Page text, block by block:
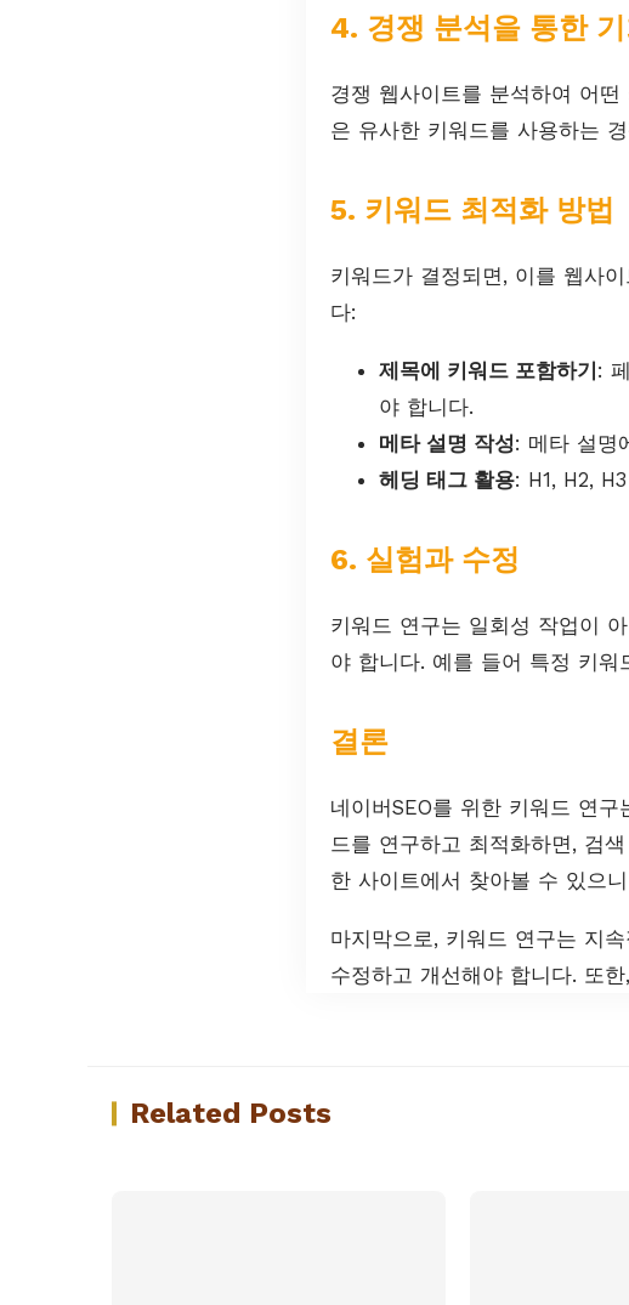
4. 경쟁 분석을 통한
경쟁 웹사이트를 분석하여 어
은 유사한 키워드를 사용하는
5. 키워드 최적화 방법
키워드가 결정되면, 이를 웹사
다:
제목에 키워드 포함하기:
야 합니다.
메타 설명 작성: 메타 설명
헤딩 태그 활용: H1, H2,
6. 실험과 수정
키워드 연구는 일회성 작업이
야 합니다. 예를 들어 특정 키
결론
네이버SEO를 위한 키워드 연
드를 연구하고 최적화하면, 검
한 사이트에서 찾아볼 수 있으
마지막으로, 키워드 연구는 지
수정하고 개선해야 합니다. 또
Related Posts